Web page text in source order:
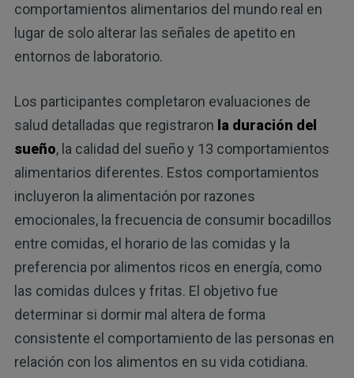
comportamientos alimentarios del mundo real en
lugar de solo alterar las señales de apetito en
entornos de laboratorio.
Los participantes completaron evaluaciones de
salud detalladas que registraron la duración del
sueño, la calidad del sueño y 13 comportamientos
alimentarios diferentes. Estos comportamientos
incluyeron la alimentación por razones
emocionales, la frecuencia de consumir bocadillos
entre comidas, el horario de las comidas y la
preferencia por alimentos ricos en energía, como
las comidas dulces y fritas. El objetivo fue
determinar si dormir mal altera de forma
consistente el comportamiento de las personas en
relación con los alimentos en su vida cotidiana.